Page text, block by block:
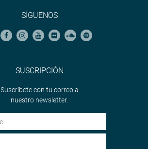
SÍGUENOS
SUSCRIPCIÓN
Suscríbete con tu correo a
nuestro newsletter.